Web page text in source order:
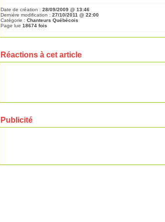
Date de création : 28/09/2009 @ 13:46
Dernière modification : 27/10/2011 @ 22:00
Catégorie : Chanteurs Québécois
Page lue 18674 fois
Réactions à cet article
Publicité